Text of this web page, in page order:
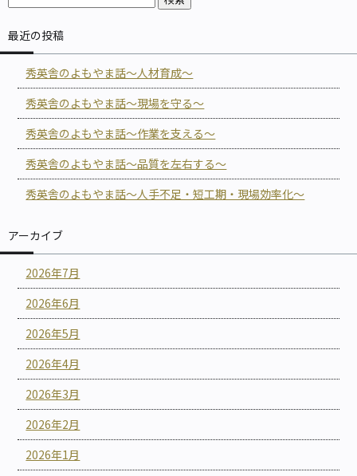
最近の投稿
秀英舎のよもやま話～人材育成～
秀英舎のよもやま話～現場を守る～
秀英舎のよもやま話～作業を支える～
秀英舎のよもやま話～品質を左右する～
秀英舎のよもやま話～人手不足・短工期・現場効率化～
アーカイブ
2026年7月
2026年6月
2026年5月
2026年4月
2026年3月
2026年2月
2026年1月